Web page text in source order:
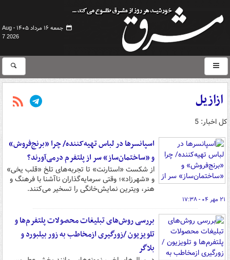
جمعه ۱۶ مرداد ۱۴۰۵ -
Aug
7 2026
ازازیل
کل اخبار: 5
اسپانسرها در لباس تهیه‌کننده/ چرا «برنج‌فروش»
و «ساختمان‌ساز» سر از پلتفرم درمی‌آورند؟
از شکست «استارنت» تا تجربه‌های تلخ «قلب یخی»
و «شهرزاد»؛ وقتی سرمایه‌گذاران ناآشنا با فرهنگ و
هنر، ویترین نمایش‌خانگی را تسخیر می‌کنند.
۲۱ مهر ۰۴ - ۱۷:۳۸
بررسی روش‌های تبلیغات محصولات پلتفرم‌ها و
تلویزیون /زورگیری ازمخاطب به زور بیلبورد و
بلاگر